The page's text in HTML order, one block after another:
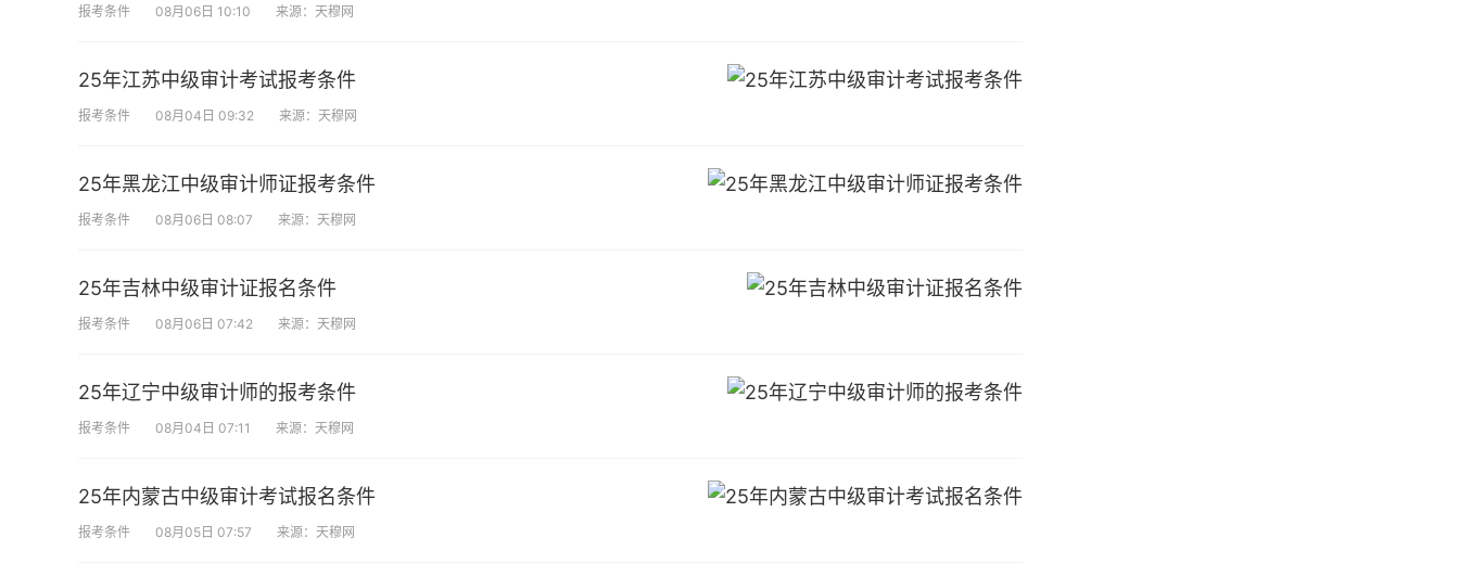
报考条件 08月06日 10:10 来源：天穆网
25年江苏中级审计考试报考条件
报考条件 08月04日 09:32 来源：天穆网
25年黑龙江中级审计师证报考条件
报考条件 08月06日 08:07 来源：天穆网
25年吉林中级审计证报名条件
报考条件 08月06日 07:42 来源：天穆网
25年辽宁中级审计师的报考条件
报考条件 08月04日 07:11 来源：天穆网
25年内蒙古中级审计考试报名条件
报考条件 08月05日 07:57 来源：天穆网